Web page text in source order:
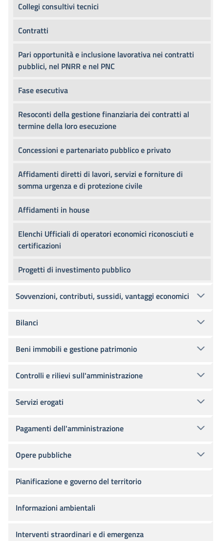
Collegi consultivi tecnici
Contratti
Pari opportunità e inclusione lavorativa nei contratti
pubblici, nel PNRR e nel PNC
Fase esecutiva
Resoconti della gestione finanziaria dei contratti al
termine della loro esecuzione
Concessioni e partenariato pubblico e privato
Affidamenti diretti di lavori, servizi e forniture di
somma urgenza e di protezione civile
Affidamenti in house
Elenchi Ufficiali di operatori economici riconosciuti e
certificazioni
Progetti di investimento pubblico
Sovvenzioni, contributi, sussidi, vantaggi economici
Bilanci
Beni immobili e gestione patrimonio
Controlli e rilievi sull'amministrazione
Servizi erogati
Pagamenti dell'amministrazione
Opere pubbliche
Pianificazione e governo del territorio
Informazioni ambientali
Interventi straordinari e di emergenza